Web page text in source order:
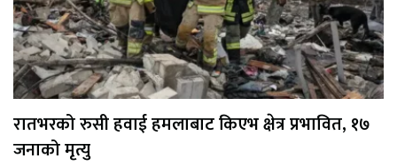
रातभरको रुसी हवाई हमलाबाट किएभ क्षेत्र प्रभावित, १७
जनाको मृत्यु